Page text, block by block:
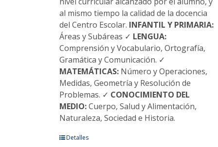
al mismo tiempo la calidad de la docencia
del Centro Escolar. INFANTIL Y PRIMARIA:
Áreas y Subáreas ✓ LENGUA:
Comprensión y Vocabulario, Ortografía,
Gramática y Comunicación. ✓
MATEMÁTICAS:Número y Operaciones,
Medidas, Geometría y Resolución de
Problemas. ✓ CONOCIMIENTO DEL
MEDIO:Cuerpo, Salud y Alimentación,
Naturaleza, Sociedad e Historia.
EsteDetalles